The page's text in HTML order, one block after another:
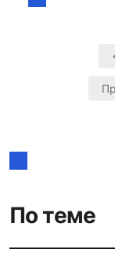
По теме